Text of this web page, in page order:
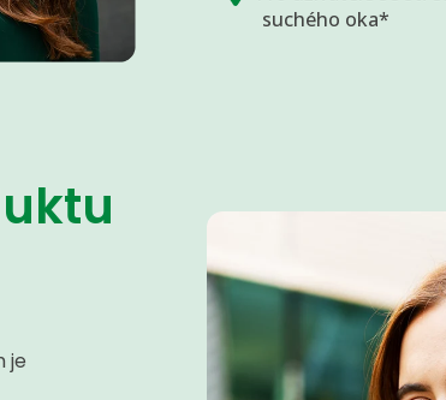
suchého oka*
je